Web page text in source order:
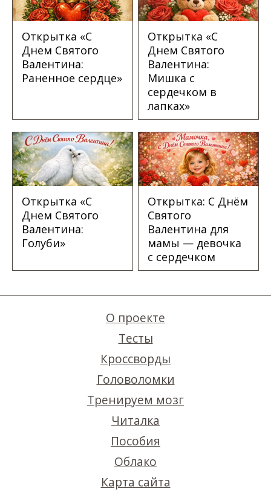
Открытка «С
Днем Святого
Валентина:
Раненное сердце»
Открытка «С
Днем Святого
Валентина:
Мишка с
сердечком в
лапках»
Открытка «С
Днем Святого
Валентина:
Голуби»
Открытка: С Днём
Святого
Валентина для
мамы — девочка
с сердечком
О проекте
Тесты
Кроссворды
Головоломки
Тренируем мозг
Читалка
Пособия
Облако
Карта сайта